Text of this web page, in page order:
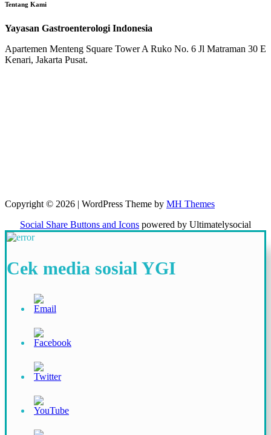
Tentang Kami
Yayasan Gastroenterologi Indonesia
Apartemen Menteng Square Tower A Ruko No. 6 Jl Matraman 30 E
Kenari, Jakarta Pusat.
Copyright © 2026 | WordPress Theme by MH Themes
Social Share Buttons and Icons powered by Ultimatelysocial
Cek media sosial YGI